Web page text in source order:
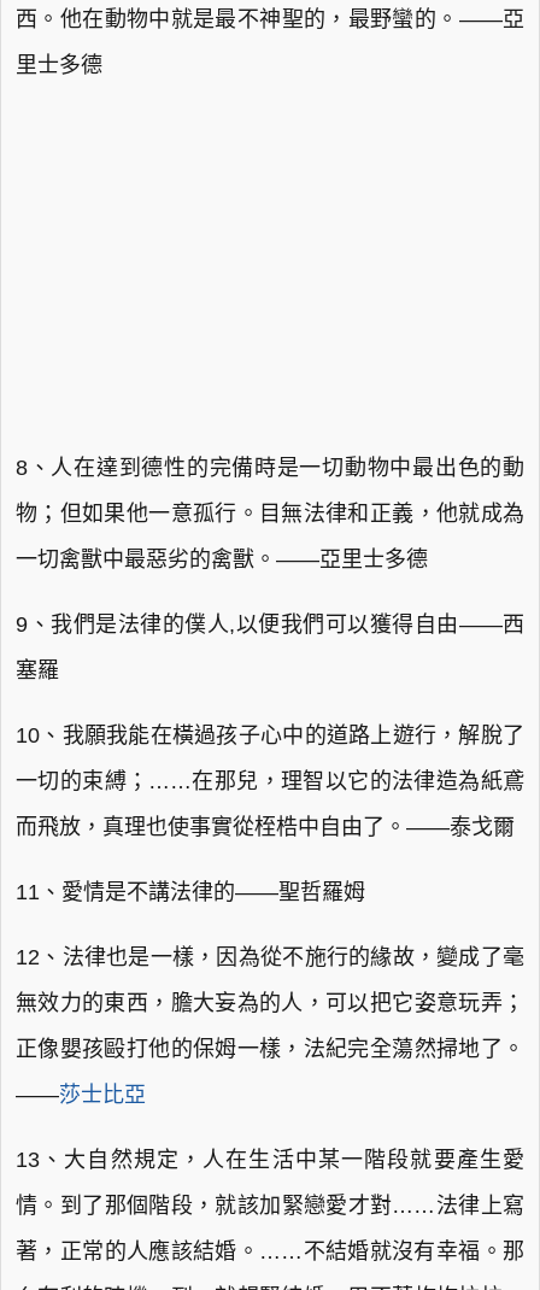
西。他在動物中就是最不神聖的，最野蠻的。——亞
里士多德
8、人在達到德性的完備時是一切動物中最出色的動
物；但如果他一意孤行。目無法律和正義，他就成為
一切禽獸中最惡劣的禽獸。——亞里士多德
9、我們是法律的僕人,以便我們可以獲得自由——西
塞羅
10、我願我能在橫過孩子心中的道路上遊行，解脫了
一切的束縛；……在那兒，理智以它的法律造為紙鳶
而飛放，真理也使事實從桎梏中自由了。——泰戈爾
11、愛情是不講法律的——聖哲羅姆
12、法律也是一樣，因為從不施行的緣故，變成了毫
無效力的東西，膽大妄為的人，可以把它姿意玩弄；
正像嬰孩毆打他的保姆一樣，法紀完全蕩然掃地了。
——莎士比亞
13、大自然規定，人在生活中某一階段就要產生愛
情。到了那個階段，就該加緊戀愛才對……法律上寫
著，正常的人應該結婚。……不結婚就沒有幸福。那